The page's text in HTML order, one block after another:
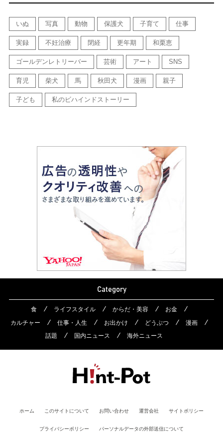
いぬ 写真 動物 保護犬 子育て 仕事
実録 不妊治療 閉経 更年期 和栗恵
ゴールデンレトリーバー 芸術 アート SNS
育児 柴犬 馬 秋田犬 漫画 親子
子ども 私のビハインドストーリー
Category
食 ライフスタイル からだ・美容
お金
カルチャー
仕事・人生 お出かけ どうぶつ
漫画
話題
国内ニュース 海外ニュース
ホーム このサイトについて お問い合わせ 運営会社 サイトポリシー
プライバシーポリシー パーソナルデータの外部送信について